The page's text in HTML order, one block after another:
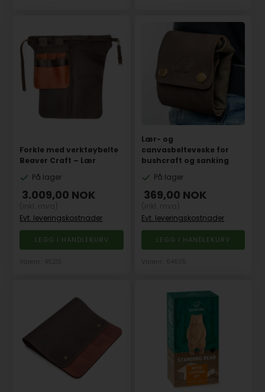
Forkle med verktøybelte
Beaver Craft – Lær
På lager
3.009,00 NOK
Evt. leveringskostnader
Lær- og
canvasbelteveske for
bushcraft og sanking
På lager
369,00 NOK
Evt. leveringskostnader